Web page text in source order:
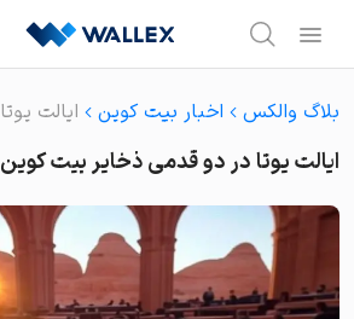
content
بلاگ والکس اخبار بیت کوین
ایالت یوتا در دو قدمی ذخایر بیت کوین